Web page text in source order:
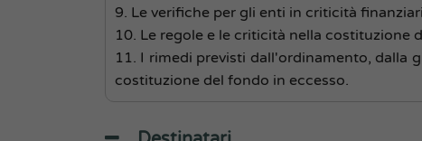
9. Le verifiche per gli enti in criticità
10. Le regole e le criticità nella costituzione
11. I rimedi previsti dall'ordinamento, dalla
costituzione del fondo in eccesso.